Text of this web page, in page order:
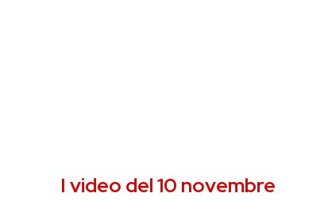
I video del 10 novembre